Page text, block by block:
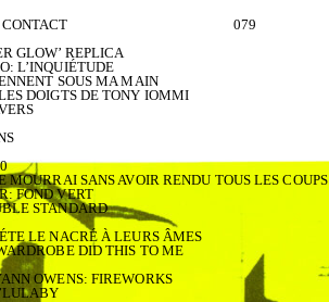
CONTACT 079
GLOW’ REPLICA
L’INQUIÉTUDE
SOUS MA MAIN
DOIGTS DE TONY IOMMI
MOURRAI SANS AVOIR RENDU TOUS LES COUPS
FOND VERT
STANDARD
LE NACRÉ À LEURS ÂMES
DID THIS TO ME
OWENS: FIREWORKS